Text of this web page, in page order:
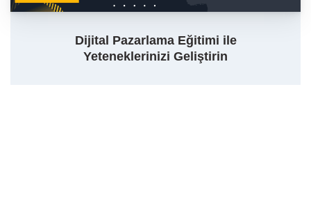
Dijital Pazarlama Eğitimi ile
Yeteneklerinizi Geliştirin